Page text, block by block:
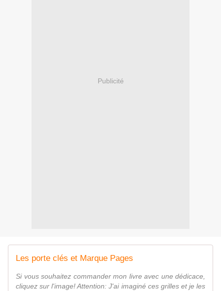
Publicité
Les porte clés et Marque Pages
Si vous souhaitez commander mon livre avec une dédicace,
cliquez sur l'image! Attention: J'ai imaginé ces grilles et je les